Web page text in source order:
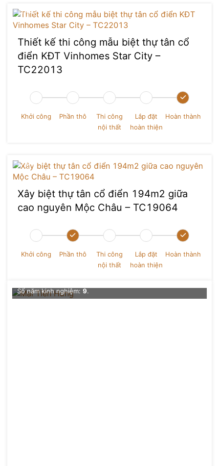
Thiết kế thi công mẫu biệt thự tân cổ
điển KĐT Vinhomes Star City –
TC22013
Khởi công Phần thô
Thi công
nội thất
Lắp đặt
hoàn thiện
Hoàn thành
Xây biệt thự tân cổ điển 194m2 giữa
cao nguyên Mộc Châu – TC19064
Khởi công Phần thô
Thi công
nội thất
Lắp đặt
hoàn thiện
Hoàn thành
Mai Tiến Hưng
: Kiến trúc sư chủ trì Nội thất
Số năm kinh nghiệm: 9.